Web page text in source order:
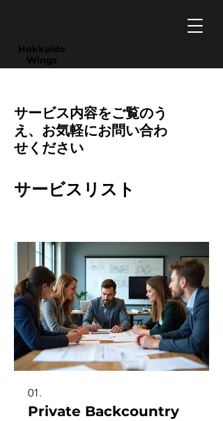
​Hokkaido
Wings
サービス内容をご覧のう
え、お気軽にお問い合わ
せください
サービスリスト
01.
Private Backcountry